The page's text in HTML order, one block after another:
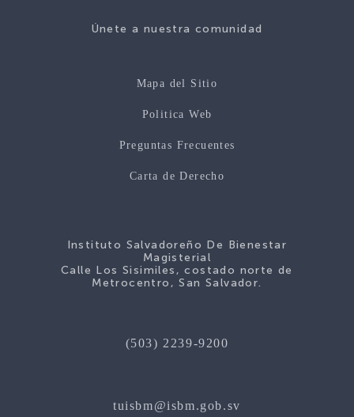
Únete a nuestra comunidad
Mapa del Sitio
Politica Web
Preguntas Frecuentes
Carta de Derecho
Instituto Salvadoreño De Bienestar
Magisterial
Calle Los Sisimiles, costado norte de
Metrocentro, San Salvador.
(503) 2239-9200
tuisbm@isbm.gob.sv